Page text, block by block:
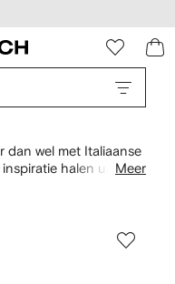
dan wel met Italiaanse
halen uit de
selectie. Kom alles
Meer